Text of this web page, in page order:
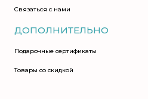
Связаться с нами
ДОПОЛНИТЕЛЬНО
Подарочные сертификаты
Товары со скидкой